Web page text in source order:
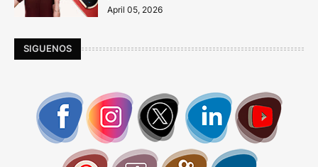
April 05, 2026
SIGUENOS